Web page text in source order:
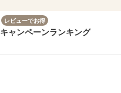
レビューでお得
キャンペーンランキング